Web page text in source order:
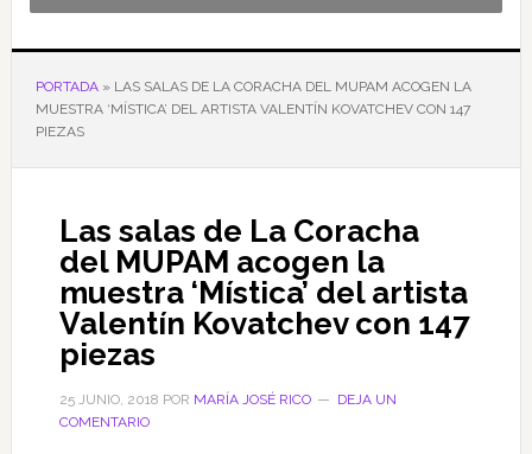
PORTADA» LAS SALAS DE LA CORACHA DEL MUPAM ACOGEN LA
MUESTRA ‘MÍSTICA’ DEL ARTISTA VALENTÍN KOVATCHEV CON 147
PIEZAS
Las salas de La Coracha
del MUPAM acogen la
muestra ‘Mística’ del artista
Valentín Kovatchev con 147
piezas
25 JUNIO, 2018 POR MARÍA JOSÉ RICO
DEJA UN
COMENTARIO